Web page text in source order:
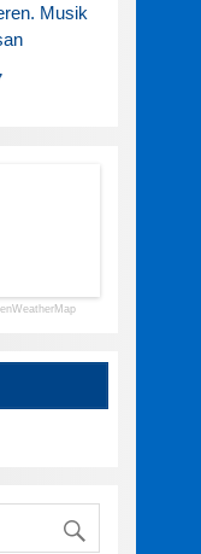
Musik